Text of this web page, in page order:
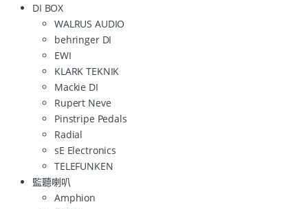
DI BOX
WALRUS AUDIO
behringer DI
EWI
KLARK TEKNIK
Mackie DI
Rupert Neve
Pinstripe Pedals
Radial
sE Electronics
TELEFUNKEN
監聽喇叭
Amphion